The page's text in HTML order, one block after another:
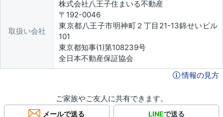
取扱い会社
株式会社八王子住まいる不動産
〒192-0046
東京都八王子市明神町２丁目21-13錦せいビル
101
東京都知事(1)第108239号
全日本不動産保証協会
情報の見方
ご家族やご友人に共有できます。
メールで送る LINEで送る